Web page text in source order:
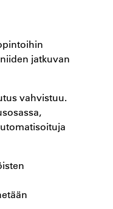
jatkuvan
vahvistuu.